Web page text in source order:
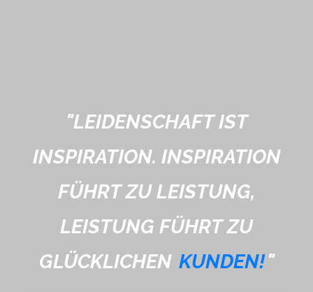
"LEIDENSCHAFT IST
INSPIRATION. INSPIRATION
FÜHRT ZU LEISTUNG,
LEISTUNG FÜHRT ZU
GLÜCKLICHEN KUNDEN!"